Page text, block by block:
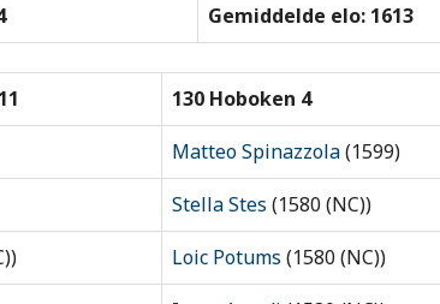
Gemiddelde elo: 1613
130 Hoboken 4
Matteo Spinazzola(1599)
Stella Stes (1580 (NC))
Loic Potums (1580 (NC))